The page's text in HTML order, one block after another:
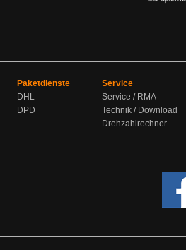
Paketdienste
DHL
DPD
Service
Service / RMA
Technik / Download
Drehzahlrechner